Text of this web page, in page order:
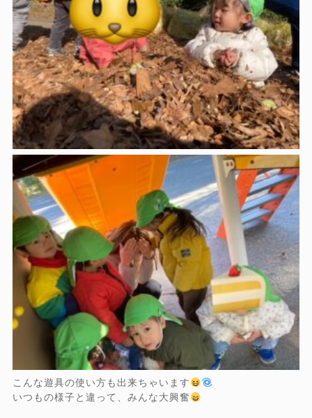
こんな遊具の使い方も出来ちゃいます
いつもの様子と違って、みんな大興奮